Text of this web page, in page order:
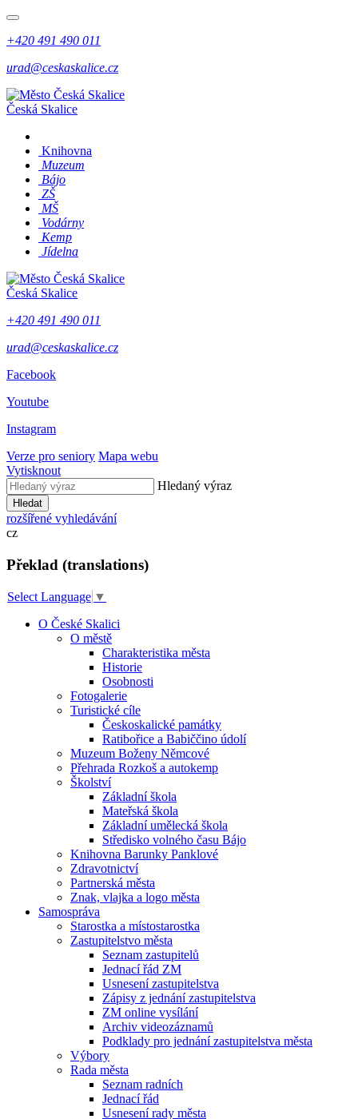
+420 491 490 011
urad@ceskaskalice.cz
Česká Skalice
Knihovna
Muzeum
Bájo
ZŠ
MŠ
Vodárny
Kemp
Jídelna
Česká Skalice
+420 491 490 011
urad@ceskaskalice.cz
Facebook
Youtube
Instagram
Verze pro seniory Mapa webu
Vytisknout
Hledaný výraz
Hledat
rozšířené vyhledávání
cz
Překlad (translations)
Select Language ▼
O České Skalici
O městě
Charakteristika města
Historie
Osobnosti
Fotogalerie
Turistické cíle
Českoskalické památky
Ratibořice a Babiččino údolí
Muzeum Boženy Němcové
Přehrada Rozkoš a autokemp
Školství
Základní škola
Mateřská škola
Základní umělecká škola
Středisko volného času Bájo
Knihovna Barunky Panklové
Zdravotnictví
Partnerská města
Znak, vlajka a logo města
Samospráva
Starostka a místostarostka
Zastupitelstvo města
Seznam zastupitelů
Jednací řád ZM
Usnesení zastupitelstva
Zápisy z jednání zastupitelstva
ZM online vysílání
Archiv videozáznamů
Podklady pro jednání zastupitelstva města
Výbory
Rada města
Seznam radních
Jednací řád
Usnesení rady města